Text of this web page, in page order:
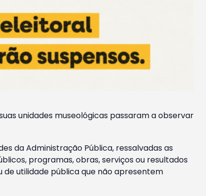
unidades museológicas passaram a observar
da Administração Pública, ressalvadas as
programas, obras, serviços ou resultados
utilidade pública que não apresentem